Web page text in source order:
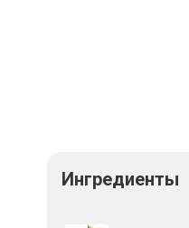
Ингредиенты